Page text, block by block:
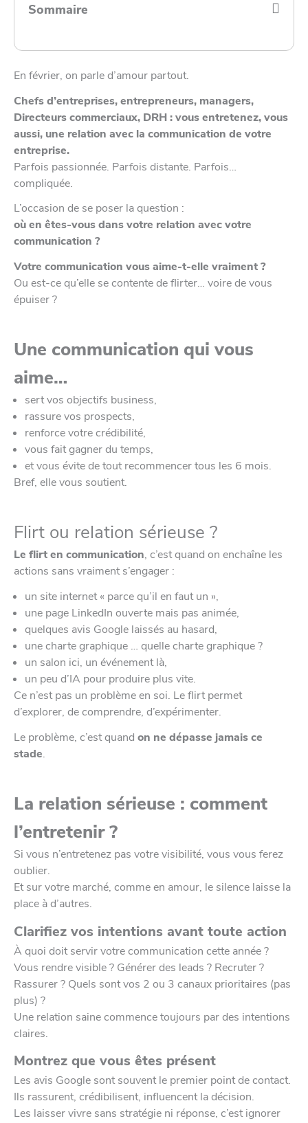
Sommaire
En février, on parle d’amour partout.
Chefs d’entreprises, entrepreneurs, managers,
Directeurs commerciaux, DRH : vous entretenez, vous
aussi, une relation avec la communication de votre
entreprise.
Parfois passionnée. Parfois distante. Parfois…
compliquée.
L’occasion de se poser la question :
où en êtes-vous dans votre relation avec votre
communication ?
Votre communication vous aime-t-elle vraiment ?
Ou est-ce qu’elle se contente de flirter… voire de vous
épuiser ?
Une communication qui vous
aime…
sert vos objectifs business,
rassure vos prospects,
renforce votre crédibilité,
vous fait gagner du temps,
et vous évite de tout recommencer tous les 6 mois.
Bref, elle vous soutient.
Flirt ou relation sérieuse ?
Le flirt en communication, c’est quand on enchaîne les
actions sans vraiment s’engager :
un site internet « parce qu’il en faut un »,
une page LinkedIn ouverte mais pas animée,
quelques avis Google laissés au hasard,
une charte graphique … quelle charte graphique ?
un salon ici, un événement là,
un peu d’IA pour produire plus vite.
Ce n’est pas un problème en soi. Le flirt permet
d’explorer, de comprendre, d’expérimenter.
Le problème, c’est quand on ne dépasse jamais ce
stade.
La relation sérieuse : comment
l’entretenir ?
Si vous n’entretenez pas votre visibilité, vous vous ferez
oublier.
Et sur votre marché, comme en amour, le silence laisse la
place à d’autres.
Clarifiez vos intentions avant toute action
À quoi doit servir votre communication cette année ?
Vous rendre visible ? Générer des leads ? Recruter ?
Rassurer ? Quels sont vos 2 ou 3 canaux prioritaires (pas
plus) ?
Une relation saine commence toujours par des intentions
claires.
Montrez que vous êtes présent
Les avis Google sont souvent le premier point de contact.
Ils rassurent, crédibilisent, influencent la décision.
Les laisser vivre sans stratégie ni réponse, c’est ignorer